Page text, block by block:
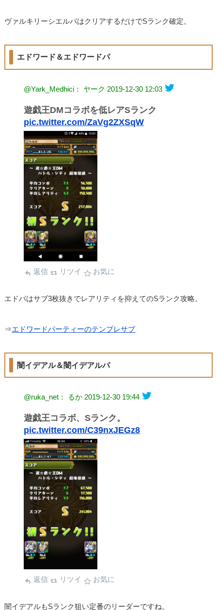
ヴァルキリーシエルパはクリアするだけでSランク確定。
エドワード＆エドワードパ
@Yark_Medhici： ヤーク 2019-12-30 12:03
遊戯王DMコラボを低レアSランク
pic.twitter.com/ZaVg2ZXSqW
返信 リツイ お気に
エドパはサブ3枚抜きでレアリティを抑えてのSランク攻略。
⇒エドワードパーティーのテンプレサブ
闇イデアル＆闇イデアルパ
@ruka_net： るか 2019-12-30 19:44
遊戯王コラボ、Sランク。
pic.twitter.com/C39nxJEGz8
返信 リツイ お気に
闇イデアルもSランク狙い定番のリーダーですね。